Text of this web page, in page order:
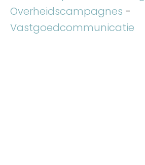
Overheidscampagnes -
Vastgoedcommunicatie